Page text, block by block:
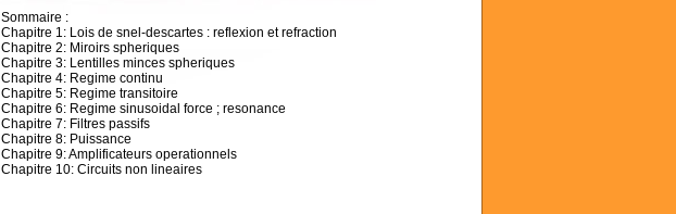
Sommaire :
Chapitre 1: Lois de snel-descartes : reflexion et refraction
Chapitre 2: Miroirs spheriques
Chapitre 3: Lentilles minces spheriques
Chapitre 4: Regime continu
Chapitre 5: Regime transitoire
Chapitre 6: Regime sinusoidal force ; resonance
Chapitre 7: Filtres passifs
Chapitre 8: Puissance
Chapitre 9: Amplificateurs operationnels
Chapitre 10: Circuits non lineaires